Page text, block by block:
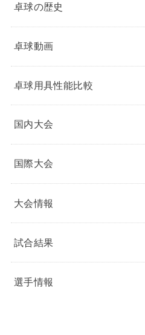
卓球の歴史
卓球動画
卓球用具性能比較
国内大会
国際大会
大会情報
試合結果
選手情報